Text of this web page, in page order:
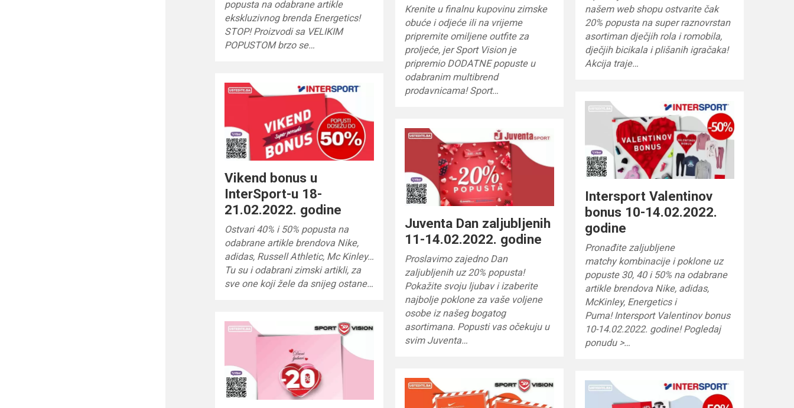
popusta na odabrane artikle
ekskluzivnog brenda Energetics!
STOP! Proizvodi sa VELIKIM
POPUSTOM brzo se…
našem web shopu ostvarite čak
20% popusta na super raznovrstan
asortiman dječjih rola i romobila,
dječjih bicikala i plišanih igračaka!
Akcija traje…
Krenite u finalnu kupovinu zimske
obuće i odjeće ili na vrijeme
pripremite omiljene outfite za
proljeće, jer Sport Vision je
pripremio DODATNE popuste u
odabranim multibrend
prodavnicama! Sport…
Vikend bonus u
InterSport-u 18-
21.02.2022. godine
Ostvari 40% i 50% popusta na
odabrane artikle brendova Nike,
adidas, Russell Athletic, Mc Kinley…
Tu su i odabrani zimski artikli, za
sve one koji žele da snijeg ostane…
Intersport Valentinov
bonus 10-14.02.2022.
godine
Pronađite zaljubljene
matchy kombinacije i poklone uz
popuste 30, 40 i 50% na odabrane
artikle brendova Nike, adidas,
McKinley, Energetics i
Puma! Intersport Valentinov bonus
10-14.02.2022. godine! Pogledaj
ponudu >…
Juventa Dan zaljubljenih
11-14.02.2022. godine
Proslavimo zajedno Dan
zaljubljenih uz 20% popusta!
Pokažite svoju ljubav i izaberite
najbolje poklone za vaše voljene
osobe iz našeg bogatog
asortimana. Popusti vas očekuju u
svim Juventa…